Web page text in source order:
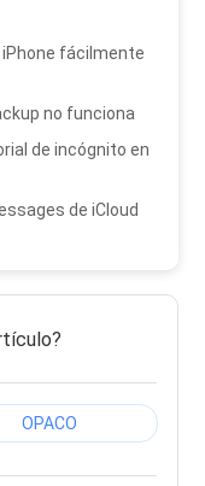
fácilmente
no funciona
de incógnito en
de iCloud
OPACO